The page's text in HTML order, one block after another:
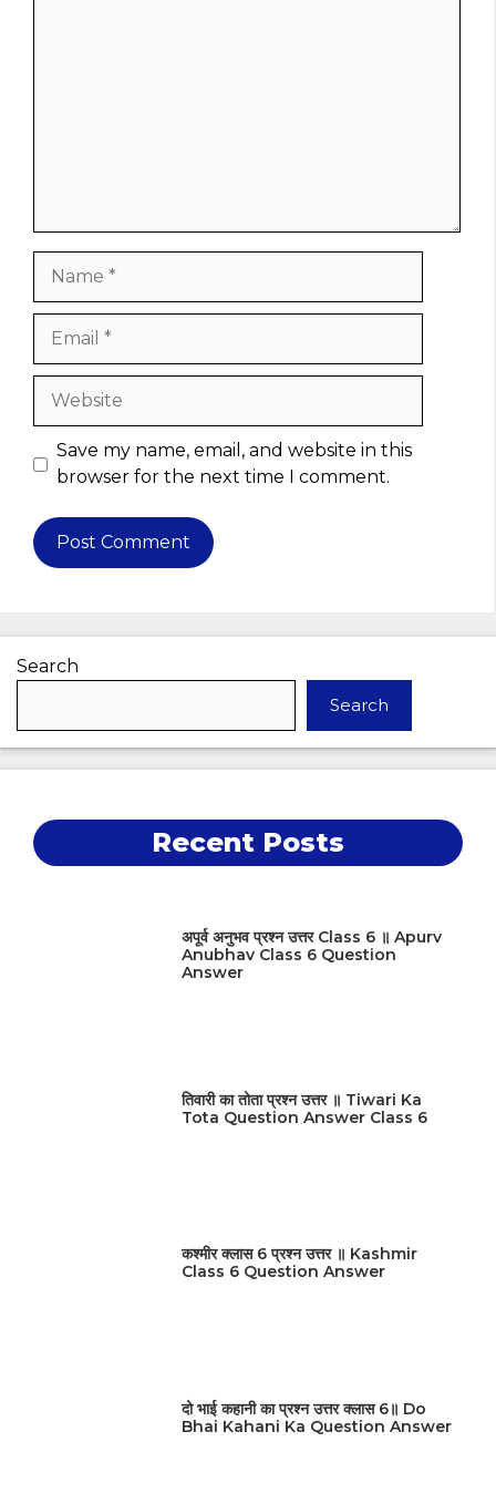
Website
Save my name, email, and website in this
browser for the next time I comment.
Search
Search
Recent Posts
अपूर्व अनुभव प्रश्न उत्तर Class 6 ॥ Apurv
Anubhav Class 6 Question
Answer
तिवारी का तोता प्रश्न उत्तर ॥ Tiwari Ka
Tota Question Answer Class 6
कश्मीर क्लास 6 प्रश्न उत्तर ॥ Kashmir
Class 6 Question Answer
दो भाई कहानी का प्रश्न उत्तर क्लास 6॥ Do
Bhai Kahani Ka Question Answer